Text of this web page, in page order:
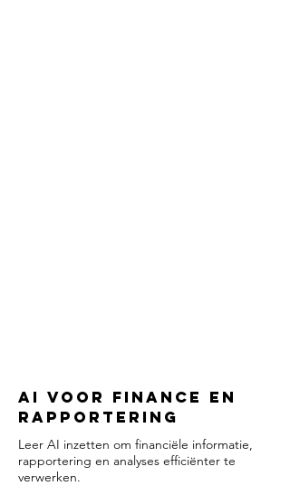
AI voor Finance en
Rapportering
Leer AI inzetten om financiële informatie,
rapportering en analyses efficiënter te
verwerken.